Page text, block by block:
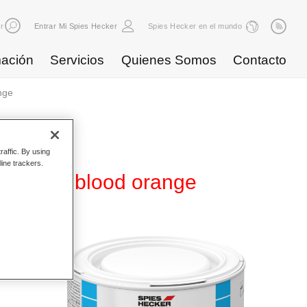
Entrar Mi Spies Hecker Spies Hecker en el mundo
Servicios Quienes Somos Contacto
835 blood orange
By using
trackers.